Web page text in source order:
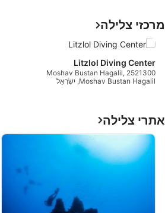
מרכזי צלילה
Litzlol Diving Center
Moshav Bustan Hagalil, 2521300
Moshav Bustan Hagalil, יִשְׂרָאֵל
אתרי צלילה